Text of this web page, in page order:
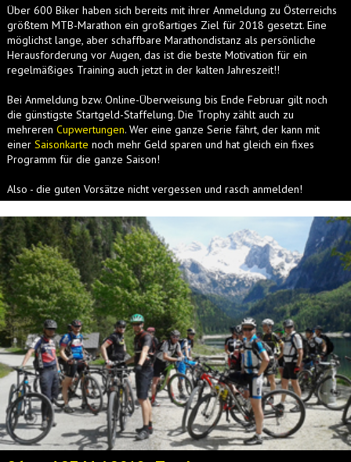
Über 600 Biker haben sich bereits mit ihrer Anmeldung zu Österreichs
größtem MTB-Marathon ein großartiges Ziel für 2018 gesetzt. Eine
möglichst lange, aber schaffbare Marathondistanz als persönliche
Herausforderung vor Augen, das ist die beste Motivation für ein
regelmäßiges Training auch jetzt in der kalten Jahreszeit!!
Bei Anmeldung bzw. Online-Überweisung bis Ende Februar gilt noch
die günstigste Startgeld-Staffelung. Die Trophy zählt auch zu
mehreren Cupwertungen. Wer eine ganze Serie fährt, der kann mit
einer Saisonkarte noch mehr Geld sparen und hat gleich ein fixes
Programm für die ganze Saison!
Also - die guten Vorsätze nicht vergessen und rasch anmelden!